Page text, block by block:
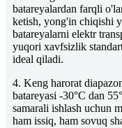
batareyalardan farqli
ketish, yong'in chiqishi
batareyalarni elektr
yuqori xavfsizlik
ideal qiladi.
4. Keng harorat
batareyasi -30°C dan
samarali ishlash uchun
ham issiq, ham sovuq